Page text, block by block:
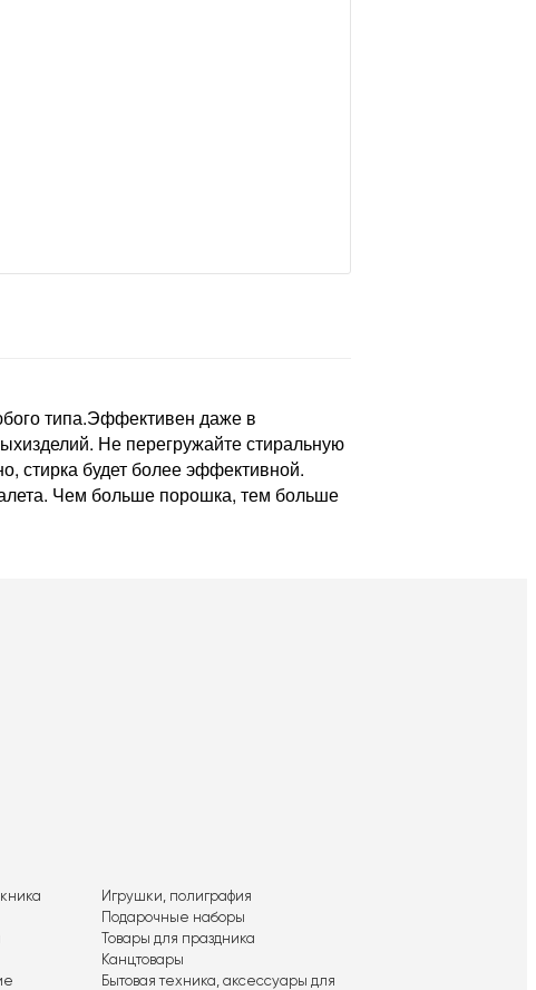
типа.Эффективен даже в
Не перегружайте стиральную
стирка будет более эффективной.
Чем больше порошка, тем больше
Игрушки, полиграфия
Подарочные наборы
Товары для праздника
Канцтовары
Бытовая техника, аксессуары для